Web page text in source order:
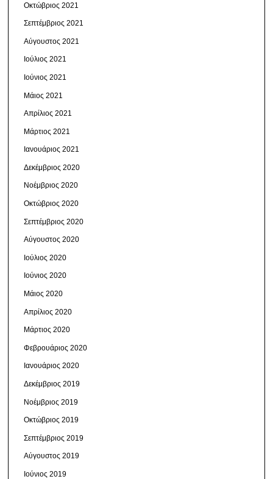
Οκτώβριος 2021
Σεπτέμβριος 2021
Αύγουστος 2021
Ιούλιος 2021
Ιούνιος 2021
Μάιος 2021
Απρίλιος 2021
Μάρτιος 2021
Ιανουάριος 2021
Δεκέμβριος 2020
Νοέμβριος 2020
Οκτώβριος 2020
Σεπτέμβριος 2020
Αύγουστος 2020
Ιούλιος 2020
Ιούνιος 2020
Μάιος 2020
Απρίλιος 2020
Μάρτιος 2020
Φεβρουάριος 2020
Ιανουάριος 2020
Δεκέμβριος 2019
Νοέμβριος 2019
Οκτώβριος 2019
Σεπτέμβριος 2019
Αύγουστος 2019
Ιούνιος 2019